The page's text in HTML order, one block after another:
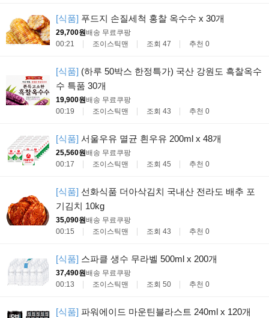
[식품] 푸드지 손질세척 홍찰 옥수수 x 30개
29,700원배송 무료쿠팡
00:21
조이스틱맨 조회 47 추천 0
[식품] (하루 50박스 한정특가) 국산 강원도 흑찰옥수
수 특품 30개
19,900원배송 무료쿠팡
00:19
조이스틱맨 조회 43 추천 0
[식품] 서울우유 멸균 흰우유 200ml x 48개
25,560원배송 무료쿠팡
00:17
조이스틱맨 조회 45 추천 0
[식품] 선화식품 더아삭김치 국내산 전라도 배추 포
기김치 10kg
35,090원배송 무료쿠팡
00:15
조이스틱맨 조회 43 추천 0
[식품] 스파클 생수 무라벨 500ml x 200개
37,490원배송 무료쿠팡
00:13
조이스틱맨 조회 50 추천 0
[식품] 파워에이드 마운틴블라스트 240ml x 120개